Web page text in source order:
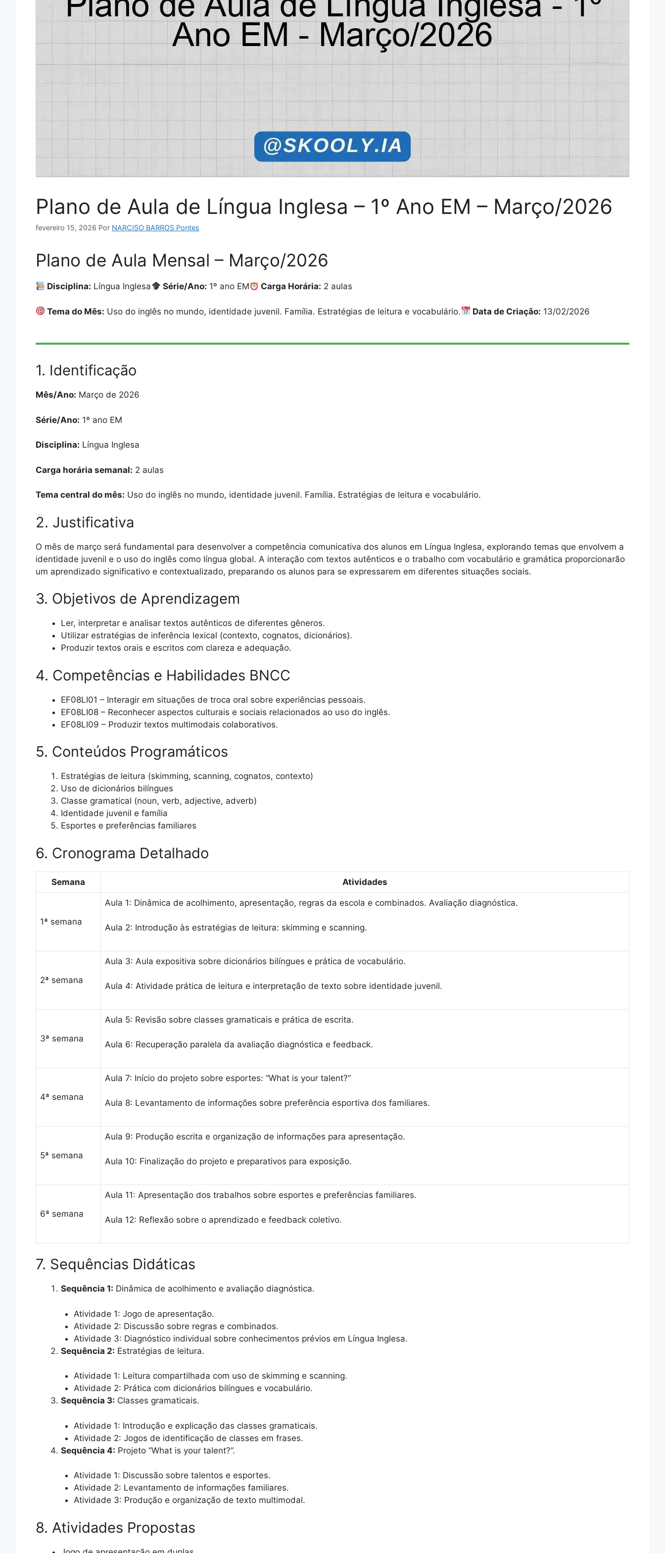
Plano de Aula de Língua Inglesa – 1º Ano EM – Março/2026
fevereiro 15, 2026 Por NARCISO BARROS Pontes
Plano de Aula Mensal – Março/2026
Disciplina: Língua Inglesa Série/Ano: 1º ano EM Carga Horária: 2 aulas
Tema do Mês: Uso do inglês no mundo, identidade juvenil. Família. Estratégias de leitura e vocabulário. Data de Criação: 13/02/2026
1. Identificação
Mês/Ano: Março de 2026
Série/Ano: 1º ano EM
Disciplina: Língua Inglesa
Carga horária semanal: 2 aulas
Tema central do mês: Uso do inglês no mundo, identidade juvenil. Família. Estratégias de leitura e vocabulário.
2. Justificativa
O mês de março será fundamental para desenvolver a competência comunicativa dos alunos em Língua Inglesa, explorando temas que envolvem a
identidade juvenil e o uso do inglês como língua global. A interação com textos autênticos e o trabalho com vocabulário e gramática proporcionarão
um aprendizado significativo e contextualizado, preparando os alunos para se expressarem em diferentes situações sociais.
3. Objetivos de Aprendizagem
Ler, interpretar e analisar textos autênticos de diferentes gêneros.
Utilizar estratégias de inferência lexical (contexto, cognatos, dicionários).
Produzir textos orais e escritos com clareza e adequação.
4. Competências e Habilidades BNCC
EF08LI01 – Interagir em situações de troca oral sobre experiências pessoais.
EF08LI08 – Reconhecer aspectos culturais e sociais relacionados ao uso do inglês.
EF08LI09 – Produzir textos multimodais colaborativos.
5. Conteúdos Programáticos
Estratégias de leitura (skimming, scanning, cognatos, contexto)
Uso de dicionários bilíngues
Classe gramatical (noun, verb, adjective, adverb)
Identidade juvenil e família
Esportes e preferências familiares
6. Cronograma Detalhado
Semana Atividades
1ª semana
Aula 1: Dinâmica de acolhimento, apresentação, regras da escola e combinados. Avaliação diagnóstica.
Aula 2: Introdução às estratégias de leitura: skimming e scanning.
2ª semana
Aula 3: Aula expositiva sobre dicionários bilíngues e prática de vocabulário.
Aula 4: Atividade prática de leitura e interpretação de texto sobre identidade juvenil.
3ª semana
Aula 5: Revisão sobre classes gramaticais e prática de escrita.
Aula 6: Recuperação paralela da avaliação diagnóstica e feedback.
4ª semana
Aula 7: Início do projeto sobre esportes: “What is your talent?”
Aula 8: Levantamento de informações sobre preferência esportiva dos familiares.
5ª semana
Aula 9: Produção escrita e organização de informações para apresentação.
Aula 10: Finalização do projeto e preparativos para exposição.
6ª semana
Aula 11: Apresentação dos trabalhos sobre esportes e preferências familiares.
Aula 12: Reflexão sobre o aprendizado e feedback coletivo.
7. Sequências Didáticas
Sequência 1: Dinâmica de acolhimento e avaliação diagnóstica.
Atividade 1: Jogo de apresentação.
Atividade 2: Discussão sobre regras e combinados.
Atividade 3: Diagnóstico individual sobre conhecimentos prévios em Língua Inglesa.
Sequência 2: Estratégias de leitura.
Atividade 1: Leitura compartilhada com uso de skimming e scanning.
Atividade 2: Prática com dicionários bilíngues e vocabulário.
Sequência 3: Classes gramaticais.
Atividade 1: Introdução e explicação das classes gramaticais.
Atividade 2: Jogos de identificação de classes em frases.
Sequência 4: Projeto “What is your talent?”.
Atividade 1: Discussão sobre talentos e esportes.
Atividade 2: Levantamento de informações familiares.
Atividade 3: Produção e organização de texto multimodal.
8. Atividades Propostas